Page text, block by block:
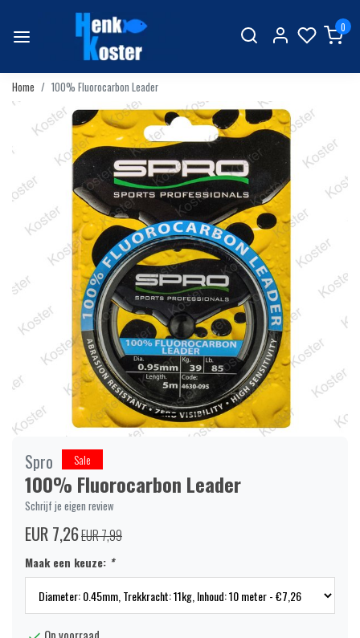
0
Home 100% Fluorocarbon Leader
Spro Sale
100% Fluorocarbon Leader
Schrijf je eigen review
EUR 7,26EUR 7,99
Maak een keuze: *